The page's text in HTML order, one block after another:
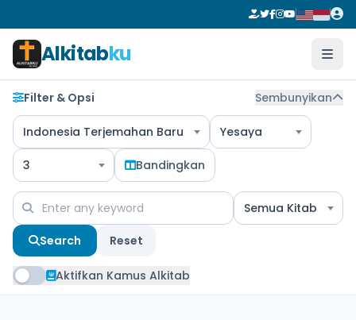
Alkitabku
Filter & Opsi Sembunyikan
Indonesia Terjemahan Baru Yesaya
3 Bandingkan
Semua Kitab
Search Reset
Aktifkan Kamus Alkitab